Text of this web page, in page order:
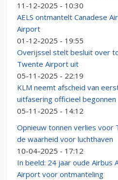
11-12-2025 - 10:30
AELS ontmantelt Canadese
Airport
01-12-2025 - 19:55
Overijssel stelt besluit over
Twente Airport uit
05-11-2025 - 22:19
KLM neemt afscheid van
uitfasering officieel begonnen
05-11-2025 - 14:12
Opnieuw tonnen verlies voor
de waarheid voor luchthaven
10-04-2025 - 17:12
In beeld: 24 jaar oude Airbus
Airport voor ontmanteling